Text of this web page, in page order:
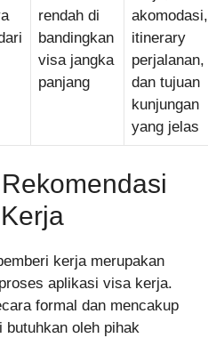
rendah di
bandingkan
visa jangka
panjang
akomodasi,
itinerary
perjalanan,
dan tujuan
kunjungan
yang jelas
kerja merupakan
aplikasi visa kerja.
formal dan mencakup
butuhkan oleh pihak